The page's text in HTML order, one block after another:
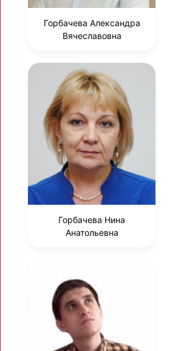
Горбачева Александра
Вячеславовна
Горбачева Нина
Анатольевна